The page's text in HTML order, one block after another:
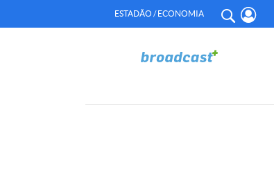
ESTADÃO / ECONOMIA